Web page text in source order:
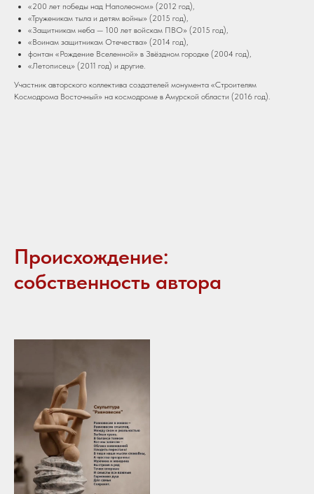
«200 лет победы над Наполеоном» (2012 год),
«Труженикам тыла и детям войны» (2015 год),
«Защитникам неба — 100 лет войскам ПВО» (2015 год),
«Воинам защитникам Отечества» (2014 год),
фонтан «Рождение Вселенной» в Звёздном городке (2004 год),
«Летописец» (2011 год) и другие.
Участник авторского коллектива создателей монумента «Строителям
Космодрома Восточный» на космодроме в Амурской области (2016 год).
Происхождение:
собственность автора